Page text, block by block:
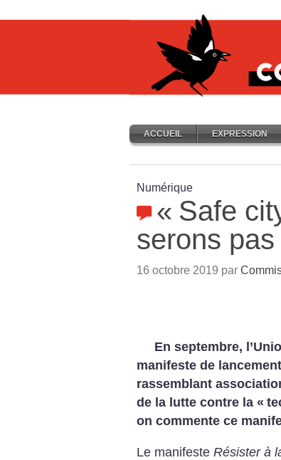
ACCUEIL EXPRESSION
Numérique
« Safe
serons
16 octobre 2019 par
En septembre,
manifeste de
rassemblant
de la lutte contre la «
on commente ce
Le manifeste Résister à